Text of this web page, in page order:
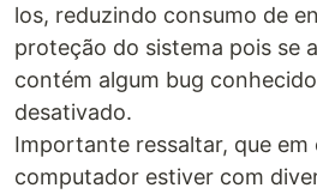
los, reduzindo consumo de
proteção do sistema pois se
contém algum bug
desativado.
Importante ressaltar, que em
computador estiver com